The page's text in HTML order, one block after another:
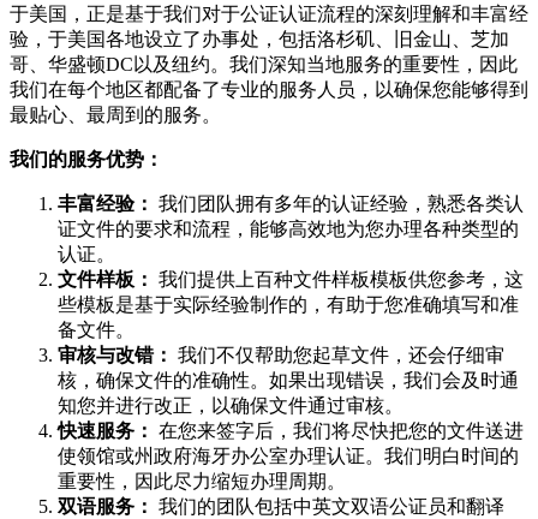
于美国，正是基于我们对于公证认证流程的深刻理解和丰富经
验，于美国各地设立了办事处，包括洛杉矶、旧金山、芝加
哥、华盛顿DC以及纽约。我们深知当地服务的重要性，因此
我们在每个地区都配备了专业的服务人员，以确保您能够得到
最贴心、最周到的服务。
我们的服务优势：
丰富经验： 我们团队拥有多年的认证经验，熟悉各类认
证文件的要求和流程，能够高效地为您办理各种类型的
认证。
文件样板： 我们提供上百种文件样板模板供您参考，这
些模板是基于实际经验制作的，有助于您准确填写和准
备文件。
审核与改错： 我们不仅帮助您起草文件，还会仔细审
核，确保文件的准确性。如果出现错误，我们会及时通
知您并进行改正，以确保文件通过审核。
快速服务： 在您来签字后，我们将尽快把您的文件送进
使领馆或州政府海牙办公室办理认证。我们明白时间的
重要性，因此尽力缩短办理周期。
双语服务： 我们的团队包括中英文双语公证员和翻译